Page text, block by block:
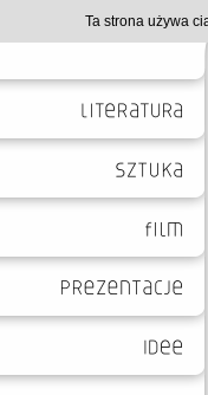
Ta strona używa